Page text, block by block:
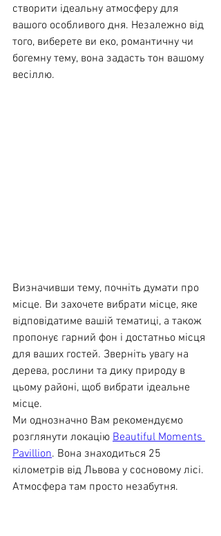
створити ідеальну атмосферу для
вашого особливого дня. Незалежно від
того, виберете ви еко, романтичну чи
богемну тему, вона задасть тон вашому
весіллю.
Визначивши тему, почніть думати про
місце. Ви захочете вибрати місце, яке
відповідатиме вашій тематиці, а також
пропонує гарний фон і достатньо місця
для ваших гостей. Зверніть увагу на
дерева, рослини та дику природу в
цьому районі, щоб вибрати ідеальне
місце.
Ми однозначно Вам рекомендуємо
розглянути локацію Beautiful Moments
Pavillion. Вона знаходиться 25
кілометрів від Львова у сосновому лісі.
Атмосфера там просто незабутня.